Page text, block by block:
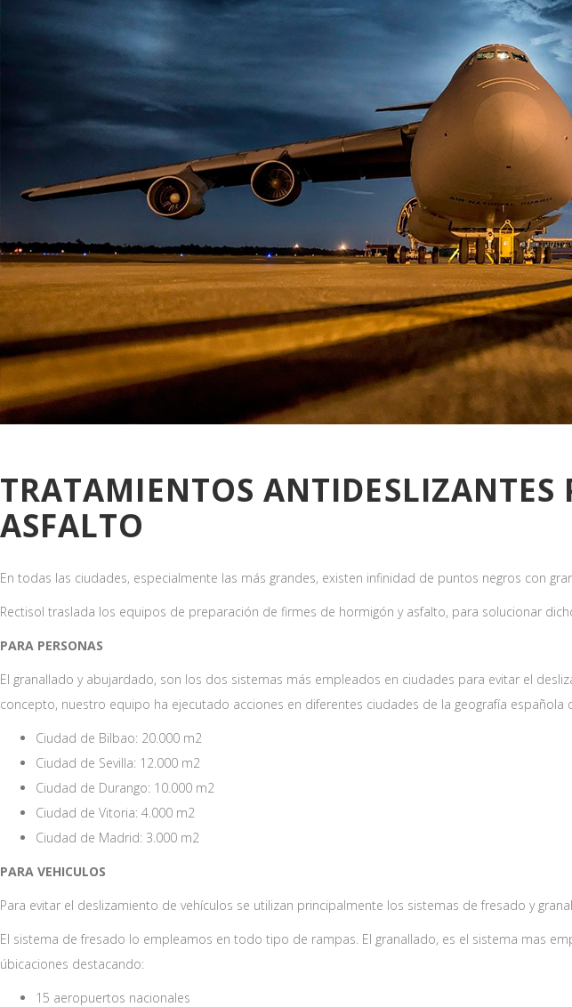
TRATAMIENTOS
ASFALTO
En todas las ciudades, especialmente las más grandes, existen infinidad de puntos negros con
Rectisol traslada los equipos de preparación de firmes de hormigón y asfalto, para solucionar
PARA PERSONAS
El granallado y abujardado, son los dos sistemas más empleados en ciudades para evitar el
concepto, nuestro equipo ha ejecutado acciones en diferentes ciudades de la geografía española
Ciudad de Bilbao: 20.000 m2
Ciudad de Sevilla: 12.000 m2
Ciudad de Durango: 10.000 m2
Ciudad de Vitoria: 4.000 m2
Ciudad de Madrid: 3.000 m2
PARA VEHICULOS
Para evitar el deslizamiento de vehículos se utilizan principalmente los sistemas de fresado y
El sistema de fresado lo empleamos en todo tipo de rampas. El granallado, es el sistema mas
úbicaciones destacando:
15 aeropuertos nacionales